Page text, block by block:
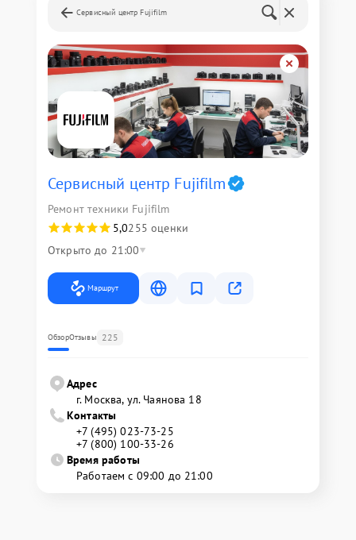
Сервисный центр Fujifilm
Сервисный центр Fujifilm
Ремонт техники Fujifilm
5,0255 оценки
Открыто до 21:00
Маршрут
ОбзорОтзывы 225
Адрес
г. Москва, ул. Чаянова 18
Контакты
+7 (495) 023-73-25
+7 (800) 100-33-26
Время работы
Работаем с 09:00 до 21:00